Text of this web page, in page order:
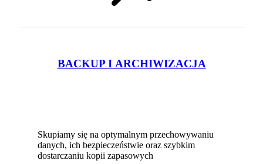
BACKUP I ARCHIWIZACJA
Skupiamy się na optymalnym przechowywaniu
danych, ich bezpieczeństwie oraz szybkim
dostarczaniu kopii zapasowych